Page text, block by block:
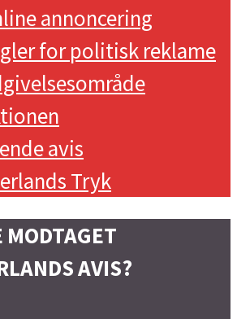
annoncering
for politisk reklame
avis
Tryk
MODTAGET
AVIS?